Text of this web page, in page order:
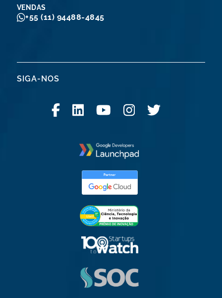
VENDAS
+55 (11) 94488-4845
SIGA-NOS